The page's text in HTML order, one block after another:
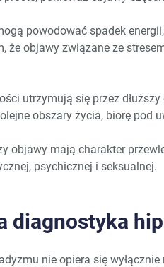
powodować spadek
że objawy związane ze
utrzymują się przez
obszary życia, biorę pod
objawy mają charakter
psychicznej i seksualnej.
diagnostyka
nie opiera się